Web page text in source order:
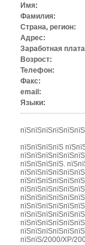
Имя:
Фамилия:
Страна, регион:
Адрес:
Заработная
Возрост:
Телефон:
Факс:
email:
Языки:
пїЅпїЅпїЅпїЅ
пїЅпїЅпїЅпїЅ.
пїЅпїЅ/2000/XP/